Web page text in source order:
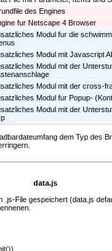
des Engines
fur Netscape 4 Browser
Modul fur die
Modul mit Javascript
Modul mit der
Modul mit der cross-
Modul fur Popup-
Modul mit der
dem Typ des
data.js
.js-File gespeichert (data.js